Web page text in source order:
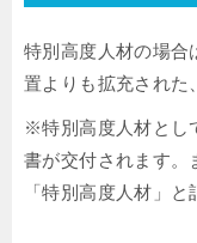
特別高度人材の場合
置よりも拡充された
※特別高度人材とし
書が交付されます。
「特別高度人材」と